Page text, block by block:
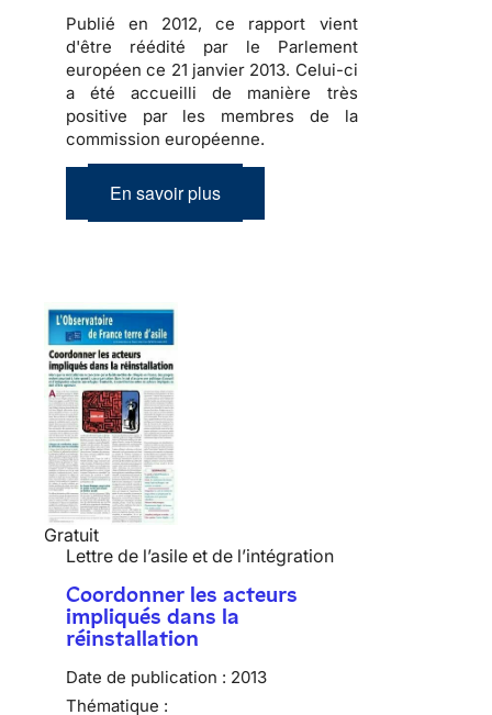
Publié en 2012, ce rapport vient
d'être réédité par le Parlement
européen ce 21 janvier 2013. Celui-ci
a été accueilli de manière très
positive par les membres de la
commission européenne.
En savoir plus
Gratuit
Lettre de l’asile et de l’intégration
Coordonner les acteurs
impliqués dans la
réinstallation
Date de publication : 2013
Thématique :